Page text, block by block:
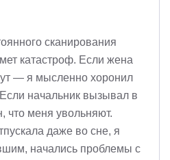
сканирования
катастроф. Если жена
— я мысленно хоронил
начальник вызывал в
что меня увольняют.
даже во сне, я
начались проблемы с